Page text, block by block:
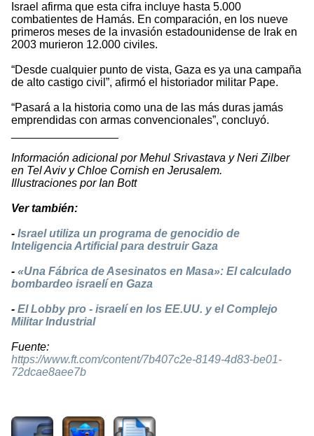
Israel afirma que esta cifra incluye hasta 5.000
combatientes de Hamás. En comparación, en los nueve
primeros meses de la invasión estadounidense de Irak en
2003 murieron 12.000 civiles.
“Desde cualquier punto de vista, Gaza es ya una campaña
de alto castigo civil”, afirmó el historiador militar Pape.
“Pasará a la historia como una de las más duras jamás
emprendidas con armas convencionales”, concluyó.
Información adicional por Mehul Srivastava y Neri Zilber
en Tel Aviv y Chloe Cornish en Jerusalem.
Illustraciones por Ian Bott
Ver también:
- Israel utiliza un programa de genocidio de
Inteligencia Artificial para destruir Gaza
- «Una Fábrica de Asesinatos en Masa»: El calculado
bombardeo israelí en Gaza
- El Lobby pro - israelí en los EE.UU. y el Complejo
Militar Industrial
Fuente:
https://www.ft.com/content/7b407c2e-8149-4d83-be01-
72dcae8aee7b